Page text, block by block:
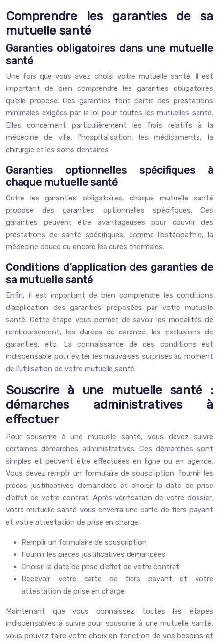
Comprendre les garanties de sa
mutuelle santé
Garanties obligatoires dans une mutuelle
santé
Une fois que vous avez choisi votre mutuelle santé, il est
important de bien comprendre les garanties obligatoires
qu’elle propose. Ces garanties font partie des prestations
minimales exigées par la loi pour toutes les mutuelles santé.
Elles concernent particulièrement les frais relatifs à la
médecine de ville, l’hospitalisation, les médicaments, la
chirurgie et les soins dentaires.
Garanties optionnelles spécifiques à
chaque mutuelle santé
Outre les garanties obligatoires, chaque mutuelle santé
propose des garanties optionnelles spécifiques. Ces
garanties peuvent être avantageuses pour couvrir des
prestations de santé spécifiques, comme l’ostéopathie, la
médecine douce ou encore les cures thermales.
Conditions d’application des garanties de
sa mutuelle santé
Enfin, il est important de bien comprendre les conditions
d’application des garanties proposées par votre mutuelle
santé. Cette étape vous permet de savoir les modalités de
remboursement, les durées de carence, les exclusions de
garanties, etc. La connaissance de ces conditions est
indispensable pour éviter les mauvaises surprises au moment
de l’utilisation de votre mutuelle santé.
Souscrire à une mutuelle santé :
démarches administratives à
effectuer
Pour souscrire à une mutuelle santé, vous devez suivre
certaines démarches administratives. Ces démarches sont
simples et peuvent être effectuées en ligne ou en agence.
Vous devez remplir un formulaire de souscription, fournir les
pièces justificatives demandées et choisir la date de prise
d’effet de votre contrat. Après vérification de votre dossier,
votre mutuelle santé vous enverra une carte de tiers payant
et votre attestation de prise en charge.
Remplir un formulaire de souscription
Fournir les pièces justificatives demandées
Choisir la date de prise d’effet de votre contrat
Recevoir votre carte de tiers payant et votre
attestation de prise en charge
Maintenant que vous connaissez toutes les étapes
indispensables à suivre pour souscrire à une mutuelle santé,
vous pouvez faire votre choix en fonction de vos besoins et